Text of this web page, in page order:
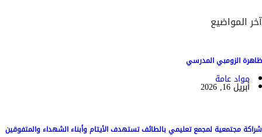
آخر المواضيع
ظاهرة الزومبي المدرسي
مواد عامة
أبريل 16, 2026
شراكة مجتمعية لمجمع تعليمي بالطائف تستهدف الأيتام وأبناء الشهداء والمتفوقين